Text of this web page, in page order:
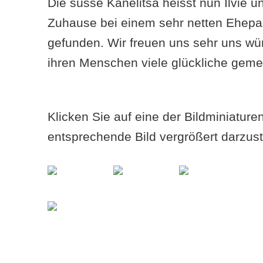
Zuhause bei einem sehr netten
gefunden. Wir freuen uns sehr uns
ihren Menschen viele glückliche
Klicken Sie auf eine der
entsprechende Bild vergrößert